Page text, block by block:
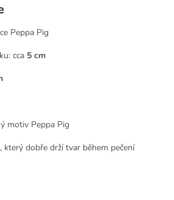
Peppa Pig
cca 5 cm
motiv Peppa Pig
který dobře drží tvar během pečení